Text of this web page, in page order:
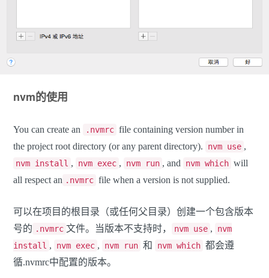
nvm的使用
You can create an .nvmrc file containing version number in
the project root directory (or any parent directory).
nvm use ,
nvm install , nvm exec , nvm run , and nvm which will
all respect an .nvmrc file when a version is not supplied.
可以在项目的根目录（或任何父目录）创建一个包含版本
号的 .nvmrc 文件。当版本不支持时， nvm use ,
nvm
install , nvm exec , nvm run 和 nvm which 都会遵
循.nvmrc中配置的版本。